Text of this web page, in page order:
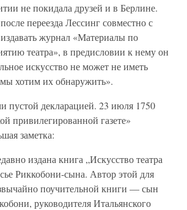
не покидала друзей и в Берлине.
переезда Лессинг совместно с
журнал «Материалы по
театра», в предисловии к нему он
искусство не может не иметь
хотим их обнаружить».
пустой декларацией. 23 июля 1750
привилегированной газете»
заметка:
издана книга „Искусство театра
Риккобони-сына. Автор этой для
поучительной книги — сын
руководителя Итальянского